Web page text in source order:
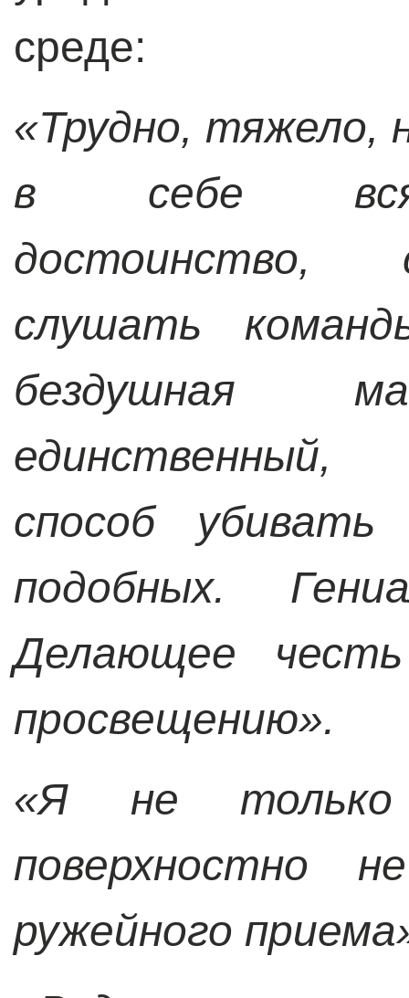
среде:
«Трудно, тяжело,
в себе
достоинство,
слушать
бездушная
способ
подобных.
Делающее
просвещению».
«Я не
поверхностно
ружейного